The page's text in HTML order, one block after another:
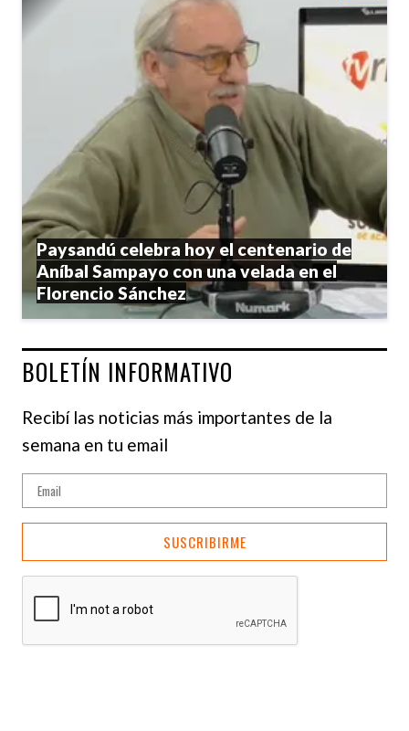
Paysandú celebra hoy el centenario de
Aníbal Sampayo con una velada en el
Florencio Sánchez
BOLETÍN INFORMATIVO
Recibí las noticias más importantes de la
semana en tu email
SUSCRIBIRME